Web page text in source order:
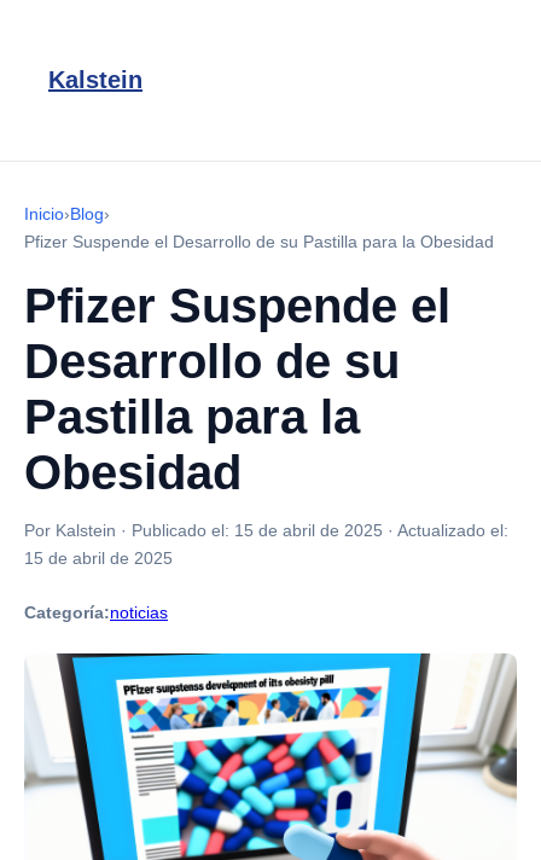
Kalstein
Inicio›Blog›
Pfizer Suspende el Desarrollo de su Pastilla para la Obesidad
Pfizer Suspende el
Desarrollo de su
Pastilla para la
Obesidad
Por Kalstein · Publicado el: 15 de abril de 2025 · Actualizado el:
15 de abril de 2025
Categoría:noticias